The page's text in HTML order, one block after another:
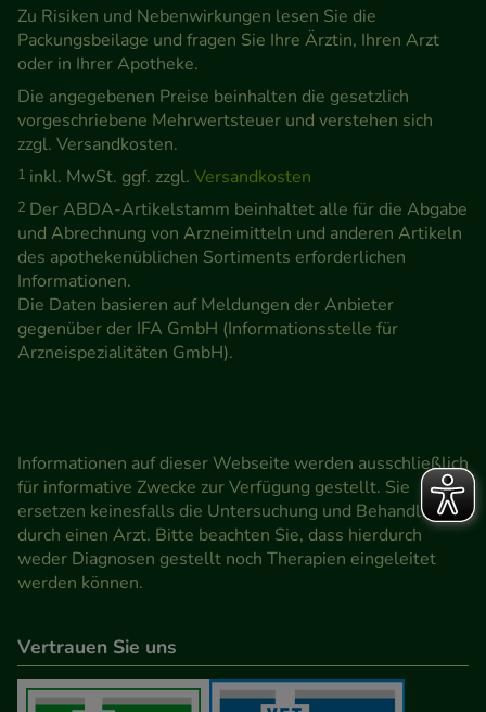
Informationen über die Art und Weise der Nutzung
unserer Website sammeln, mit deren Hilfe wir
unsere Website weiter für Sie optimieren können,
den Inhalt auf unserer Website aber auch die
Werbung auf Drittseiten möglichst relevant für Sie
zu gestalten. Bitte beachten Sie, dass Daten hierfür
teilweise an Dritte wie z.B. Google oder soziale
Medien übertragen werden.
Zu Risiken und Nebenwirkungen lesen Sie die
Packungsbeilage und fragen Sie Ihre Ärztin, Ihren Arzt
oder in Ihrer Apotheke.
Die angegebenen Preise beinhalten die gesetzlich
vorgeschriebene Mehrwertsteuer und verstehen sich
zzgl. Versandkosten.
1 inkl. MwSt. ggf. zzgl. Versandkosten
2 Der ABDA-Artikelstamm beinhaltet alle für die Abgabe
und Abrechnung von Arzneimitteln und anderen Artikeln
des apothekenüblichen Sortiments erforderlichen
Informationen.
Die Daten basieren auf Meldungen der Anbieter
gegenüber der IFA GmbH (Informationsstelle für
Arzneispezialitäten GmbH).
Informationen auf dieser Webseite werden ausschließlich
für informative Zwecke zur Verfügung gestellt. Sie
ersetzen keinesfalls die Untersuchung und Behandlung
durch einen Arzt. Bitte beachten Sie, dass hierdurch
weder Diagnosen gestellt noch Therapien eingeleitet
werden können.
Vertrauen Sie uns